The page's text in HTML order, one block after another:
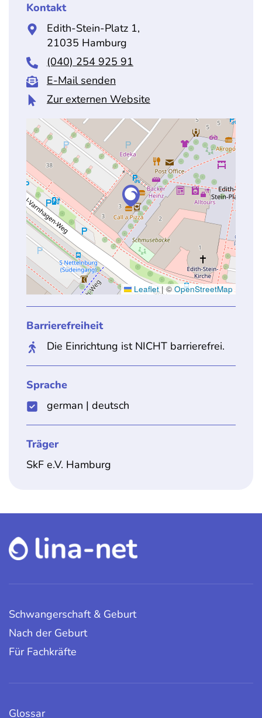
Kontakt
Edith-Stein-Platz 1,
21035 Hamburg
(040) 254 925 91
E-Mail senden
Zur externen Website
Leaflet | © OpenStreetMap
Barrierefreiheit
Die Einrichtung ist NICHT barrierefrei.
Sprache
german | deutsch
Träger
SkF e.V. Hamburg
Schwangerschaft & Geburt
Nach der Geburt
Für Fachkräfte
Glossar